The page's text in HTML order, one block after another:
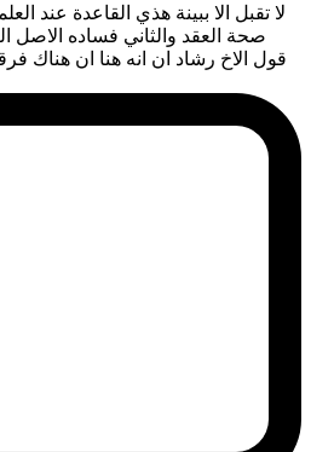
لا تقبل الا ببينة هذي القاعدة عند
صحة العقد والثاني فساده الاصل
قول الاخ رشاد ان انه هنا ان هناك